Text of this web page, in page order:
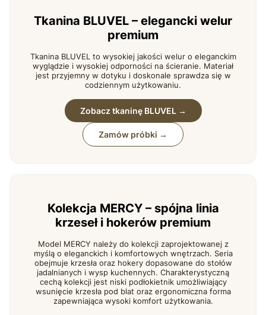
Tkanina BLUVEL – elegancki welur
premium
Tkanina BLUVEL to wysokiej jakości welur o eleganckim
wyglądzie i wysokiej odporności na ścieranie. Materiał
jest przyjemny w dotyku i doskonale sprawdza się w
codziennym użytkowaniu.
Zobacz tkaninę BLUVEL →
Zamów próbki →
Kolekcja MERCY – spójna linia
krzeseł i hokerów premium
Model MERCY należy do kolekcji zaprojektowanej z
myślą o eleganckich i komfortowych wnętrzach. Seria
obejmuje krzesła oraz hokery dopasowane do stołów
jadalnianych i wysp kuchennych. Charakterystyczną
cechą kolekcji jest niski podłokietnik umożliwiający
wsunięcie krzesła pod blat oraz ergonomiczna forma
zapewniająca wysoki komfort użytkowania.